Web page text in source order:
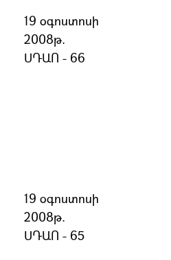
19 օգոստոսի
2008թ.
ՍԴԱՈ - 66
19 օգոստոսի
2008թ.
ՍԴԱՈ - 65